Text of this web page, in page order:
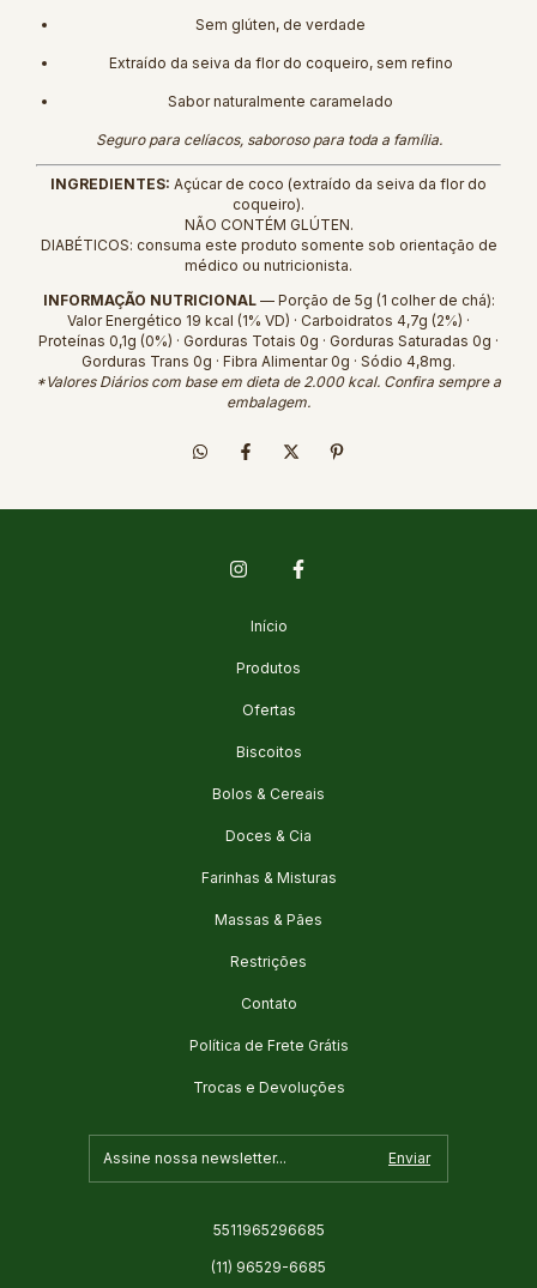
Sem glúten, de verdade
Extraído da seiva da flor do coqueiro, sem refino
Sabor naturalmente caramelado
Seguro para celíacos, saboroso para toda a família.
INGREDIENTES: Açúcar de coco (extraído da seiva da flor do
coqueiro).
NÃO CONTÉM GLÚTEN.
DIABÉTICOS: consuma este produto somente sob orientação de
médico ou nutricionista.
INFORMAÇÃO NUTRICIONAL— Porção de 5g (1 colher de chá):
Valor Energético 19 kcal (1% VD) · Carboidratos 4,7g (2%) ·
Proteínas 0,1g (0%) · Gorduras Totais 0g · Gorduras Saturadas 0g ·
Gorduras Trans 0g · Fibra Alimentar 0g · Sódio 4,8mg.
*Valores Diários com base em dieta de 2.000 kcal. Confira sempre a
embalagem.
Início
Produtos
Ofertas
Biscoitos
Bolos & Cereais
Doces & Cia
Farinhas & Misturas
Massas & Pães
Restrições
Contato
Política de Frete Grátis
Trocas e Devoluções
5511965296685
(11) 96529-6685